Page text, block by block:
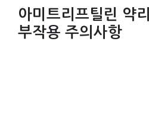
아미트리프틸린 약
부작용 주의사항